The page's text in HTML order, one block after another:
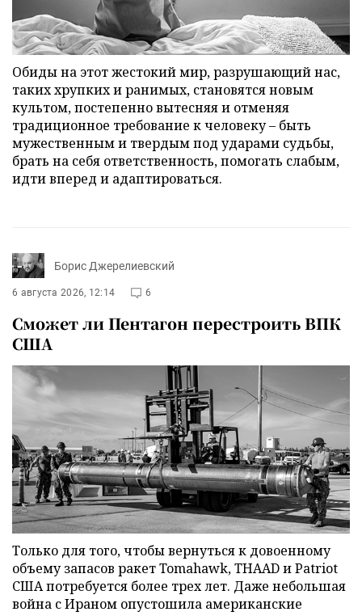
Обиды на этот жестокий мир, разрушающий нас,
таких хрупких и ранимых, становятся новым
культом, постепенно вытесняя и отменяя
традиционное требование к человеку – быть
мужественным и твердым под ударами судьбы,
брать на себя ответственность, помогать слабым,
идти вперед и адаптироваться.
Борис Джерелиевский
6 августа 2026, 12:14 6
Сможет ли Пентагон перестроить ВПК
США
Только для того, чтобы вернуться к довоенному
объему запасов ракет Tomahawk, THAAD и Patriot
США потребуется более трех лет. Даже небольшая
война с Ираном опустошила американские